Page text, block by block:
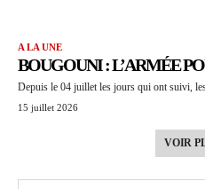
A LA UNE
BOUGOUNI : L’ARMÉE
Depuis le 04 juillet les jours qui ont suivi,
15 juillet 2026
VOIR